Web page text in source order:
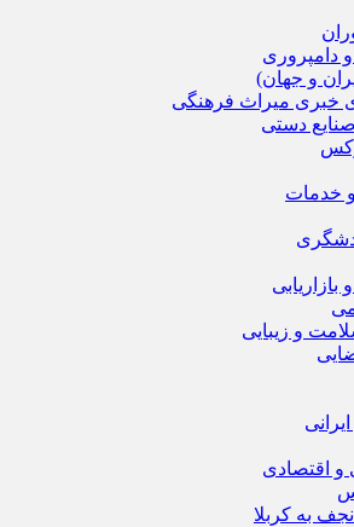
دامپروری
و جهان)
خبری میراث فرهنگی
دستی
خدمات
بازاریابی
و زیبایی
و اقتصادی
به کربلا